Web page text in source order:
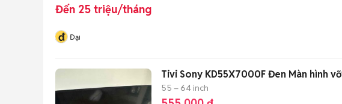
Đến 25 triệu/tháng
đ Đại
Tivi Sony KD55X7000F Đen Màn hình vỡ
55 – 64 inch